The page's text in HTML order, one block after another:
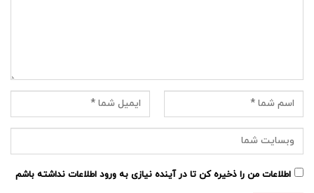
اطلاعات من را ذخیره کن تا در آینده نیازی به ورود اطلاعات نداشته باشم